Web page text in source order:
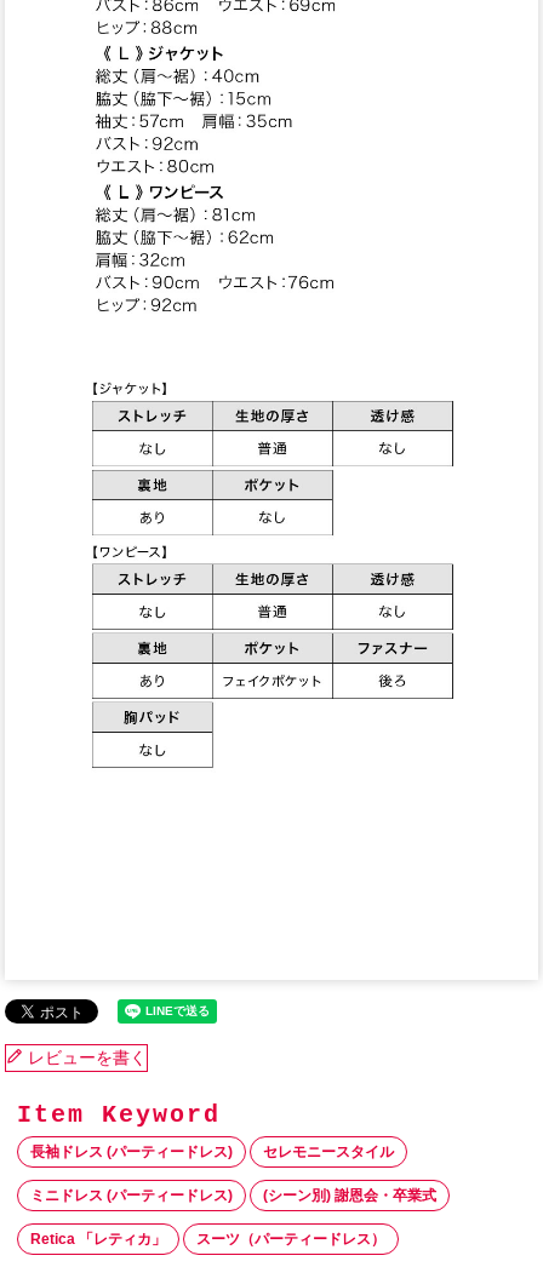
レビューを書く
長袖ドレス (パーティードレス) セレモニースタイル
ミニドレス (パーティードレス) (シーン別) 謝恩会・卒業式
Retica 「レティカ」 スーツ（パーティードレス）